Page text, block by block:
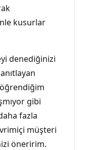
kusurlar
denediğinizi
gibi
fazla
müşteri
öneririm.